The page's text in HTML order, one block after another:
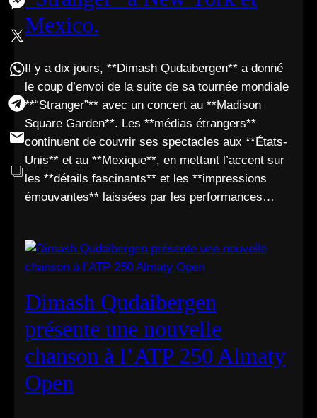
Mexico.
Il y a dix jours, **Dimash Qudaibergen** a donné
le coup d’envoi de la suite de sa tournée mondiale
**“Stranger”** avec un concert au **Madison
Square Garden**. Les **médias étrangers**
continuent de couvrir ses spectacles aux **États-
Unis** et au **Mexique**, en mettant l’accent sur
les **détails fascinants** et les **impressions
émouvantes** laissées par les performances…
Dimash Qudaibergen
présente une nouvelle
chanson à l’ATP 250 Almaty
Open